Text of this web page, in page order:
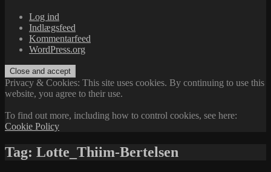
Log ind
Indlægsfeed
Kommentarfeed
WordPress.org
Privacy & Cookies: This site uses cookies. By continuing to use this
website, you agree to their use.
To find out more, including how to control cookies, see here:
Cookie Policy
Tag: Lotte_Thiim-Bertelsen